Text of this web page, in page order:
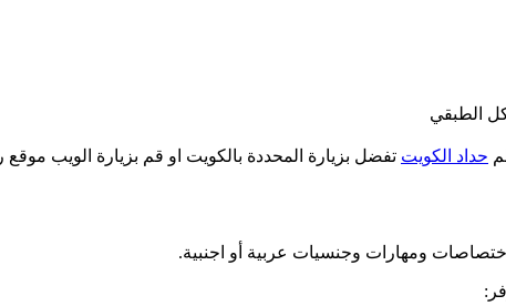
الطبقي
حداد الكويت تفضل بزيارة المحددة بالكويت او قم بزيارة الويب موقع ر
ومهارات وجنسيات عربية أو اجنبية.